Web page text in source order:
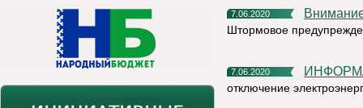
7.06.2020
Штормовое
7.06.2020
отключение